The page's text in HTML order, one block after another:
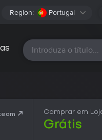
Region: Portugal
Todas as plataformas
Comprar em
Grátis